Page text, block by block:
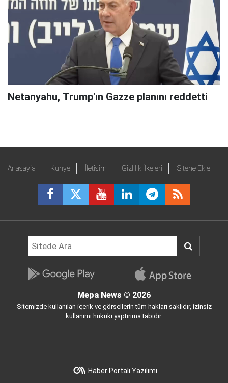
Netanyahu, Trump'ın Gazze planını reddetti
Anasayfa Künye İletişim Gizlilik İlkeleri Sitene Ekle
Mepa News © 2026
Sitemizde kullanılan içerik ve görsellerin tüm hakları saklıdır, izinsiz
kullanımı hukuki yaptırıma tabidir.
Haber Portalı Yazılımı